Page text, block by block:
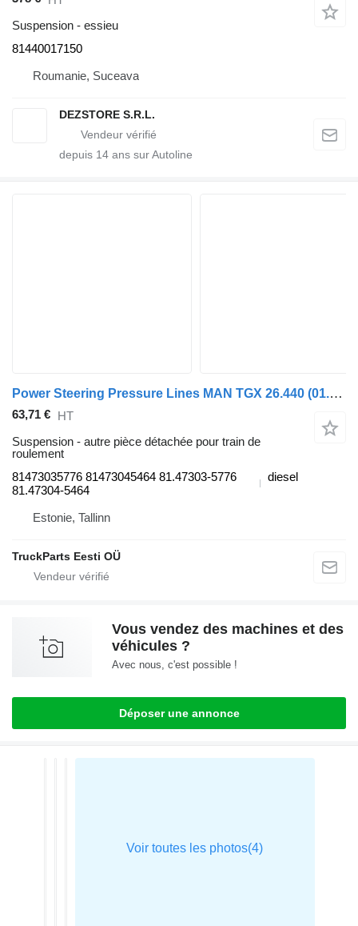
Suspension - essieu
81440017150
Roumanie, Suceava
DEZSTORE S.R.L.
depuis 14 ans sur Autoline
Power Steering Pressure Lines MAN TGX 26.440 (01.07-) 81473035776 pour tracteur routier MAN TGL, TGM, TGS, TGX (2005-2021)
63,71 € HT
Suspension - autre pièce détachée pour train de
roulement
81473035776 81473045464 81.47303-5776
81.47304-5464
diesel
Estonie, Tallinn
TruckParts Eesti OÜ
Vous vendez des machines et des
véhicules ?
Avec nous, c'est possible !
Déposer une annonce